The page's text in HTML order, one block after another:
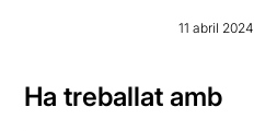
11 abril 2024
Ha treballat amb